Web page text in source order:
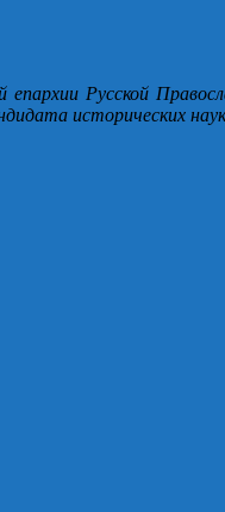
епархии Русской
исторических